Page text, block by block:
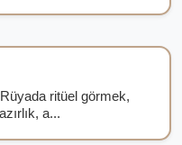
ritüel görmek,
a...